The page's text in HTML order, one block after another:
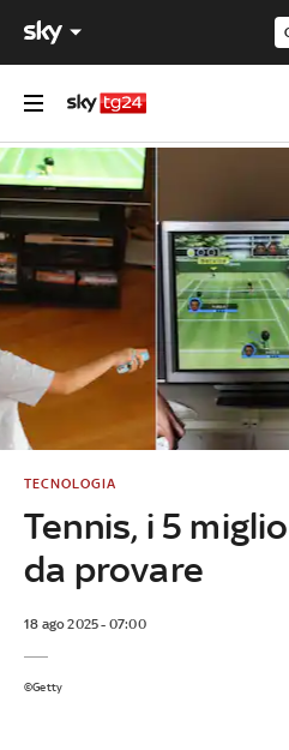
Tennis, i 5
da provare
TECNOLOGIA
18 ago 2025 - 07:00
©Getty